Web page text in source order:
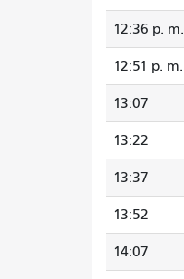
12:36 p. m.
12:51 p. m.
13:07
13:22
13:37
13:52
14:07